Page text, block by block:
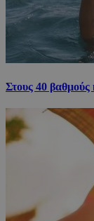
Στους 40 βαθμούς